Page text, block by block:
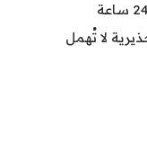
لا تُهمل